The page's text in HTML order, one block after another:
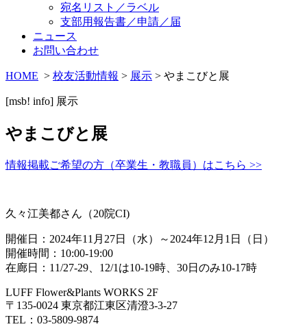
宛名リスト／ラベル
支部用報告書／申請／届
ニュース
お問い合わせ
HOME > 校友活動情報 > 展示 > やまこびと展
[msb! info] 展示
やまこびと展
情報掲載ご希望の方（卒業生・教職員）はこちら >>
久々江美都さん（20院CI)
開催日：2024年11月27日（水）～2024年12月1日（日）
開催時間：10:00-19:00
在廊日：11/27-29、12/1は10-19時、30日のみ10-17時
LUFF Flower&Plants WORKS 2F
〒135-0024 東京都江東区清澄3-3-27
TEL：03-5809-9874